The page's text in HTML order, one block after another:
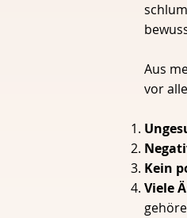
Aus
vor
Kein
Viele